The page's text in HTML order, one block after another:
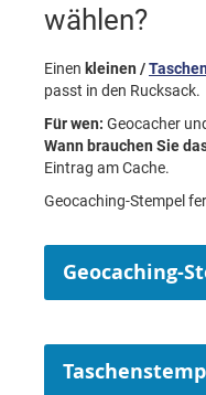
wählen?
Einen kleinen /
passt in den Rucksack.
Für wen: Geocacher
Wann brauchen Sie
Eintrag am Cache.
Geocaching-Stempel
Geocaching-